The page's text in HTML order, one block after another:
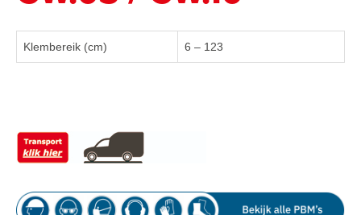
Klembereik (cm) 6 – 123